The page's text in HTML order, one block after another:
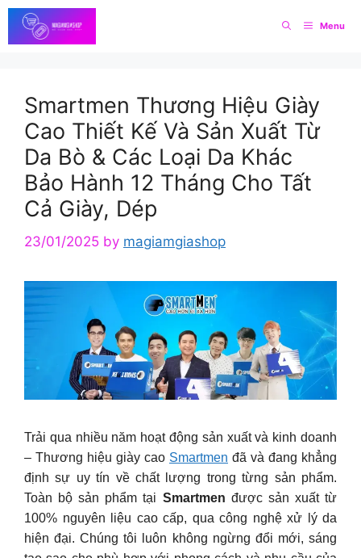
Skip
to
content
Menu
Smartmen Thương Hiệu Giày
Cao Thiết Kế Và Sản Xuất Từ
Da Bò & Các Loại Da Khác
Bảo Hành 12 Tháng Cho Tất
Cả Giày, Dép
23/01/2025 by magiamgiashop
Trải qua nhiều năm hoạt động sản xuất và kinh doanh
– Thương hiệu giày cao Smartmen đã và đang khẳng
định sự uy tín về chất lượng trong từng sản phẩm.
Toàn bộ sản phẩm tại Smartmen được sản xuất từ
100% nguyên liệu cao cấp, qua công nghệ xử lý da
hiện đại. Chúng tôi luôn không ngừng đổi mới, sáng